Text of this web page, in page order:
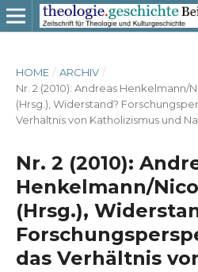
HOME / ARCHIV /
Nr. 2 (2010): Andreas Henkelmann/
(Hrsg.), Widerstand?
Verhältnis von Katholizismus und
Nr. 2 (2010):
Henkelmann/
(Hrsg.),
das Verhältnis